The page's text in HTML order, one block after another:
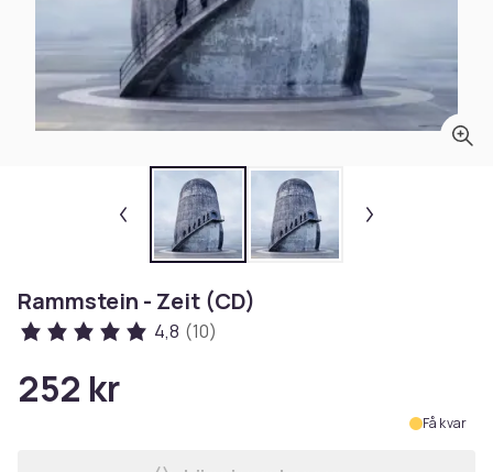
Rammstein - Zeit (CD)
4,8 (10)
252 kr
Få kvar